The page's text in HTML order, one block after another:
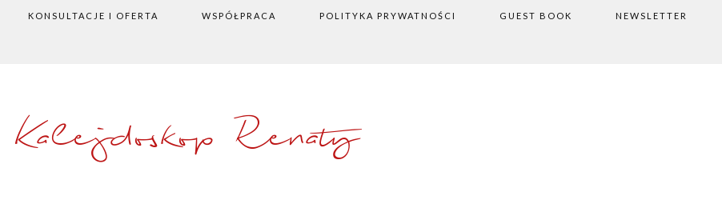
KONSULTACJE I OFERTA WSPÓŁPRACA POLITYKA PRYWATNOŚCI GUEST BOOK NEWSLETTER
Kalejdoskop Renaty